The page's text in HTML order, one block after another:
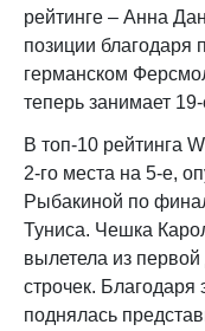
рейтинге – Анна
позиции благодаря
германском
теперь занимает
В топ-10 рейтинга
2-го места на 5-е,
Рыбакиной по
Туниса. Чешка
вылетела из первой
строчек. Благодаря
поднялась